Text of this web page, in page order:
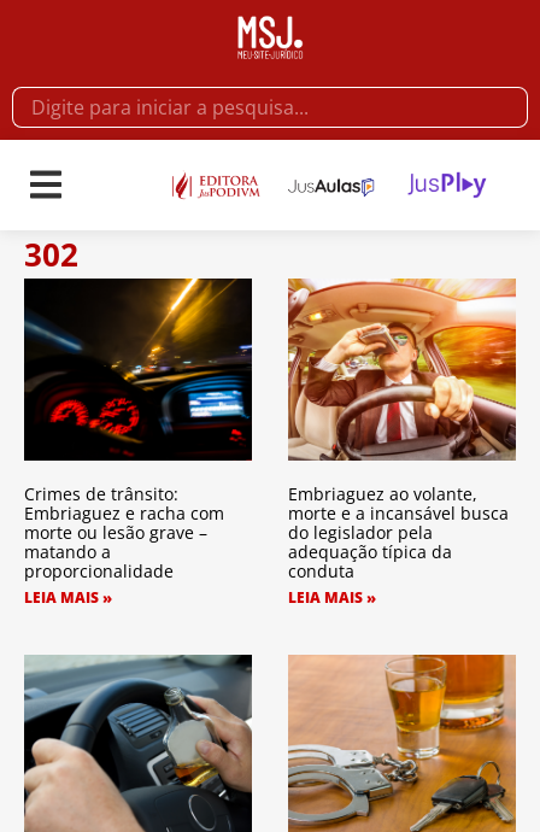
302
Crimes de trânsito:
Embriaguez e racha com
morte ou lesão grave –
matando a
proporcionalidade
LEIA MAIS »
Embriaguez ao volante,
morte e a incansável busca
do legislador pela
adequação típica da
conduta
LEIA MAIS »